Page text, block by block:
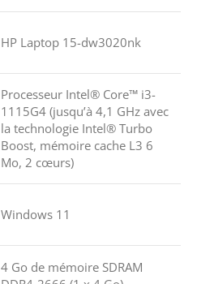
HP Laptop 15-dw3020nk
Processeur Intel® Core™ i3-
1115G4 (jusqu’à 4,1 GHz avec
la technologie Intel® Turbo
Boost, mémoire cache L3 6
Mo, 2 cœurs)
Windows 11
4 Go de mémoire SDRAM